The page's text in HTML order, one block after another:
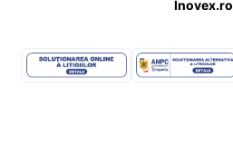
Inovex.ro